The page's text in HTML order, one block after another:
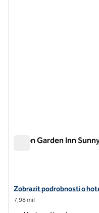
Hilton Garden Inn
Zobrazit detaily hotelu
Zobrazit podrobnosti o
7,98 mil